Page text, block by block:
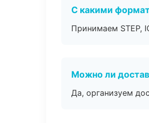
С какими
Принимаем STEP,
Можно ли
Да, организуем